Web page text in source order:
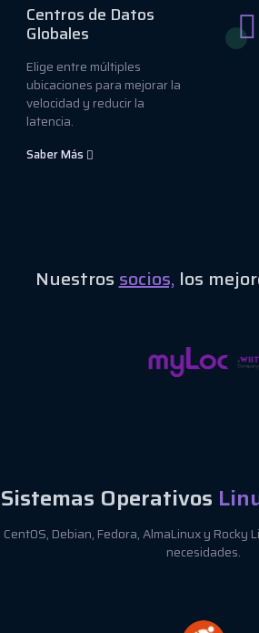
Centros de Datos
Globales
Elige entre múltiples
ubicaciones para mejorar la
velocidad y reducir la
latencia.
Saber Más
Nuestrossocios, los
Sistemas Operativos
Debian, Fedora, AlmaLinux y
necesidades.